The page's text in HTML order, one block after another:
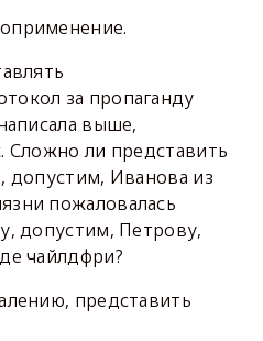
за пропаганду
выше,
Сложно ли представить
допустим, Иванова из
пожаловалась
допустим, Петрову,
чайлдфри?
представить